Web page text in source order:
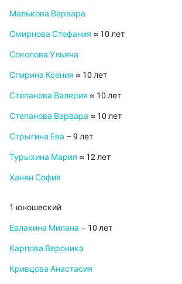
Малькова Варвара
Смирнова Стефания ≈ 10 лет
Соколова Ульяна
Спирина Ксения ≈ 10 лет
Степанова Валерия ≈ 10 лет
Степанова Варвара ≈ 10 лет
Стрыгина Ева – 9 лет
Турыхина Мария ≈ 12 лет
Ханян София
1 юношеский
Евлахина Милана – 10 лет
Карпова Вероника
Кривцова Анастасия